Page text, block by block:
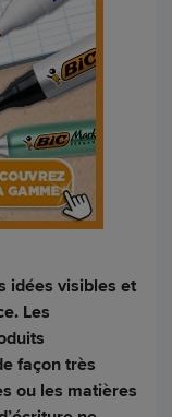
idées visibles et
Les
façon très
ou les matières